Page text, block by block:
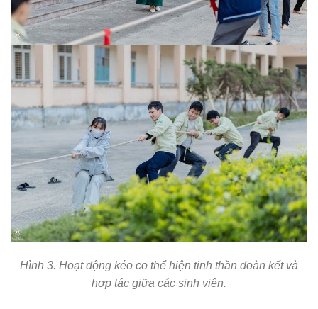
Hình 3. Hoạt động kéo co thể hiện tinh thần đoàn kết và
hợp tác giữa các sinh viên.